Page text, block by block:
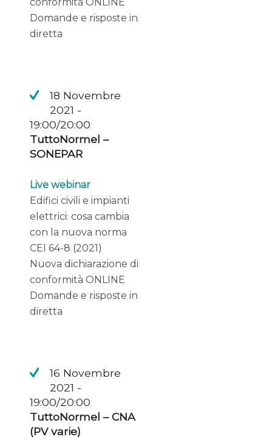
Domande e risposte in
diretta
18 Novembre
2021 -
19:00/20:00
TuttoNormel –
SONEPAR
Live webinar
Edifici civili e impianti
elettrici: cosa cambia
con la nuova norma
CEI 64-8 (2021)
Nuova dichiarazione di
conformità ONLINE
Domande e risposte in
diretta
16 Novembre
2021 -
19:00/20:00
TuttoNormel – CNA
(PV varie)